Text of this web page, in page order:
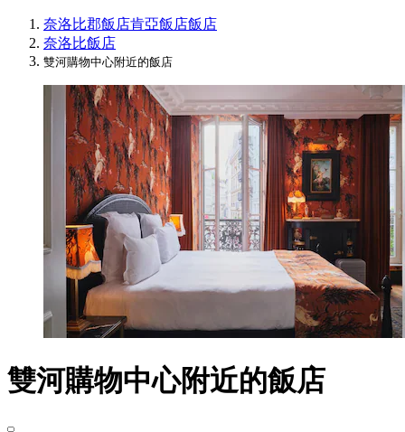
奈洛比郡飯店肯亞飯店飯店
奈洛比飯店
雙河購物中心附近的飯店
雙河購物中心附近的飯店